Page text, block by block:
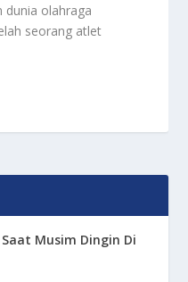
dunia olahraga
seorang atlet
Musim Dingin Di